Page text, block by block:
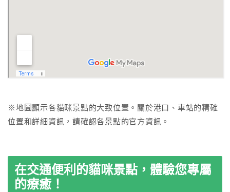
※地圖顯示各貓咪景點的大致位置。關於港口、車站的精確
位置和詳細資訊，請確認各景點的官方資訊。
在交通便利的貓咪景點，體驗您專屬
的療癒！